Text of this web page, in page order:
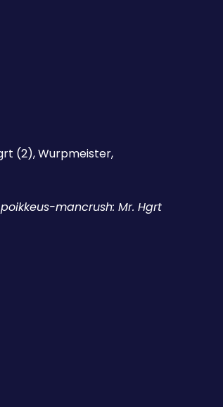
(2), Wurpmeister,
mancrush: Mr. Hgrt